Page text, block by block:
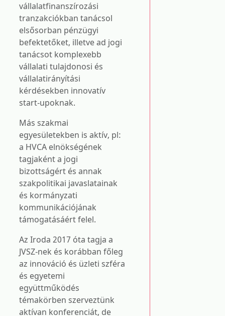
vállalatfinanszírozási
tranzakciókban tanácsol
elsősorban pénzügyi
befektetőket, illetve ad jogi
tanácsot komplexebb
vállalati tulajdonosi és
vállalatirányítási
kérdésekben innovatív
start-upoknak.
Más szakmai
egyesületekben is aktív, pl:
a HVCA elnökségének
tagjaként a jogi
bizottságért és annak
szakpolitikai javaslatainak
és kormányzati
kommunikációjának
támogatásáért felel.
Az Iroda 2017 óta tagja a
JVSZ-nek és korábban főleg
az innováció és üzleti szféra
és egyetemi
együttműködés
témakörben szerveztünk
aktívan konferenciát, de